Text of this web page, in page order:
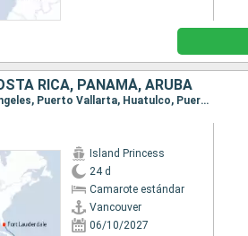
RICA, PANAMÁ, ARUBA
Itinerario : Vancouver, San Francisco, Santa Barbara, San Diego, Los Angeles, Puerto Vallarta, Huatulco, Puerto Quetzal, Puntarenas, Fuerte amador, Canal de Panama, Aruba, Fort Lauderdale
Island Princess
24 d
Camarote estándar
Vancouver
06/10/2027